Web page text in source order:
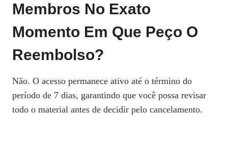
Membros No Exato
Momento Em Que Peço O
Reembolso?
Não. O acesso permanece ativo até o término do
período de 7 dias, garantindo que você possa revisar
todo o material antes de decidir pelo cancelamento.